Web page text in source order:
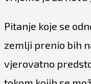
Pitanje koje se
zemlji prenio bih
vjerovatno